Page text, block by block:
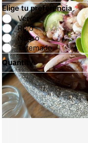
Elige tu preferencia*
Verde
Rojo
Negro
Tatemado
Quantity